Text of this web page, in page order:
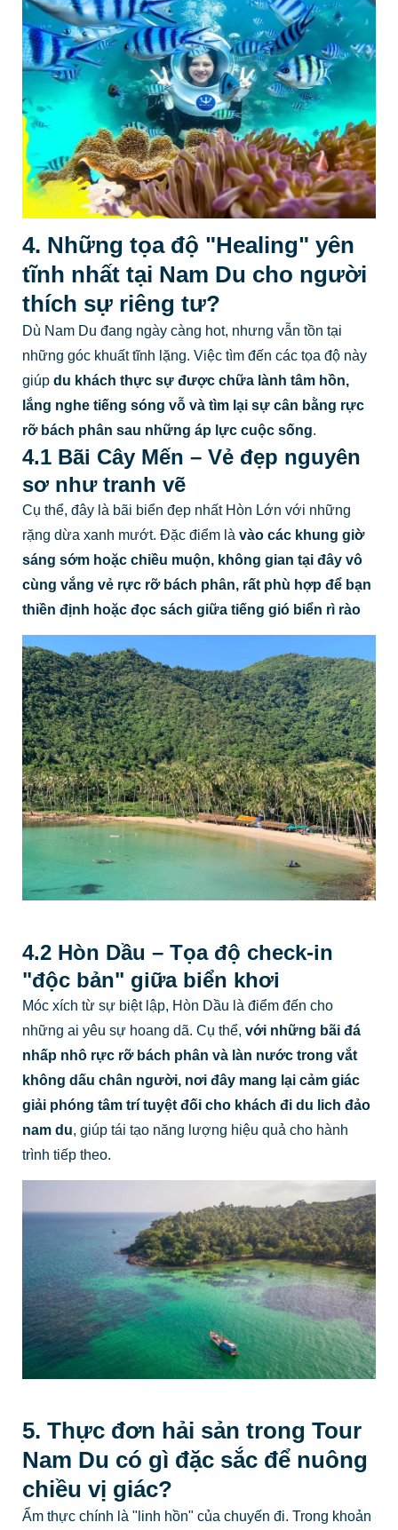
4. Những tọa độ "Healing" yên
tĩnh nhất tại Nam Du cho người
thích sự riêng tư?
Dù Nam Du đang ngày càng hot, nhưng vẫn tồn tại
những góc khuất tĩnh lặng. Việc tìm đến các tọa độ này
giúp du khách thực sự được chữa lành tâm hồn,
lắng nghe tiếng sóng vỗ và tìm lại sự cân bằng rực
rỡ bách phân sau những áp lực cuộc sống.
4.1 Bãi Cây Mến – Vẻ đẹp nguyên
sơ như tranh vẽ
Cụ thể, đây là bãi biển đẹp nhất Hòn Lớn với những
rặng dừa xanh mướt. Đặc điểm là vào các khung giờ
sáng sớm hoặc chiều muộn, không gian tại đây vô
cùng vắng vẻ rực rỡ bách phân, rất phù hợp để bạn
thiền định hoặc đọc sách giữa tiếng gió biển rì rào
4.2 Hòn Dầu – Tọa độ check-in
"độc bản" giữa biển khơi
Móc xích từ sự biệt lập, Hòn Dầu là điểm đến cho
những ai yêu sự hoang dã. Cụ thể, với những bãi đá
nhấp nhô rực rỡ bách phân và làn nước trong vắt
không dấu chân người, nơi đây mang lại cảm giác
giải phóng tâm trí tuyệt đối cho khách đi du lich đảo
nam du, giúp tái tạo năng lượng hiệu quả cho hành
trình tiếp theo.
5. Thực đơn hải sản trong Tour
Nam Du có gì đặc sắc để nuông
chiều vị giác?
Ẩm thực chính là "linh hồn" của chuyến đi. Trong khoản